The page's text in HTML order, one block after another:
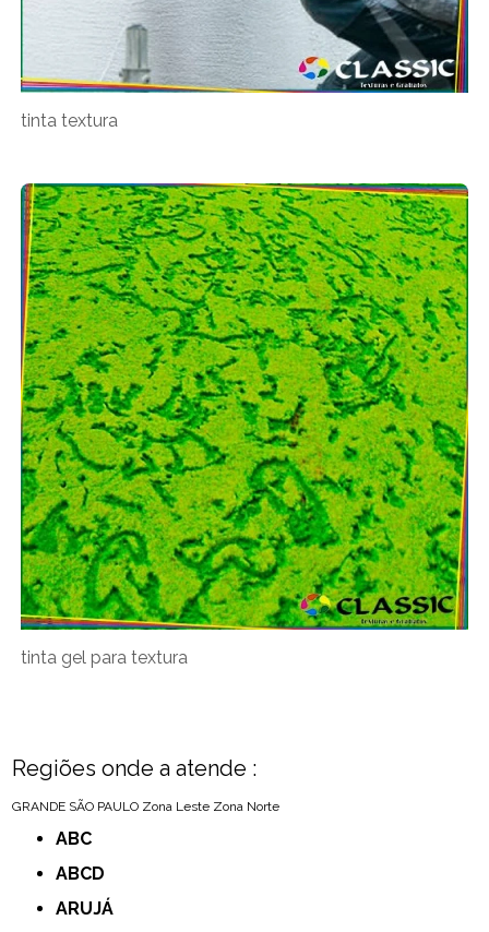
tinta textura
tinta gel para textura
Regiões onde a atende :
GRANDE SÃO PAULO Zona Leste Zona Norte
ABC
ABCD
ARUJÁ